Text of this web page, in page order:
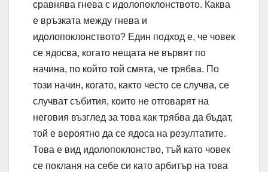
сравнява гнева с идолопоклонството. Каква
е връзката между гнева и
идолопоклонството? Един подход е, че човек
се ядосва, когато нещата не вървят по
начина, по който той смята, че трябва. По
този начин, когато, както често се случва, се
случват събития, които не отговарят на
неговия възглед за това как трябва да бъдат,
той е вероятно да се ядоса на резултатите.
Това е вид идолопоклонство, тъй като човек
се покланя на себе си като арбитър на това